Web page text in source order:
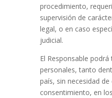
procedimiento,
supervisión de
legal, o en caso
judicial.
El Responsable
personales, tanto
país, sin necesidad
consentimiento, en